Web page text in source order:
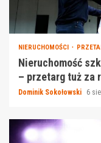
NIERUCHOMOŚCI
Nieruchomość
– przetarg tuż za
Dominik Sokołowski 6